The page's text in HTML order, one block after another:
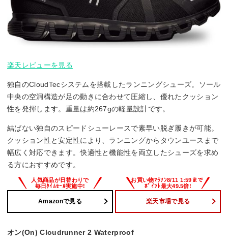
楽天レビューを見る
独自のCloudTecシステムを搭載したランニングシューズ。ソール
中央の空洞構造が足の動きに合わせて圧縮し、優れたクッション
性を発揮します。重量は約267gの軽量設計です。
結ばない独自のスピードシューレースで素早い脱ぎ履きが可能。
クッション性と安定性により、ランニングからタウンユースまで
幅広く対応できます。快適性と機能性を両立したシューズを求め
る方におすすめです。
Amazonで見る 楽天市場で見る
オン(On) Cloudrunner 2 Waterproof